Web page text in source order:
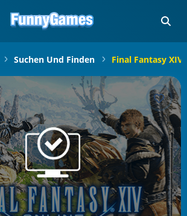
Suchen Und Finden Final Fantasy XIV